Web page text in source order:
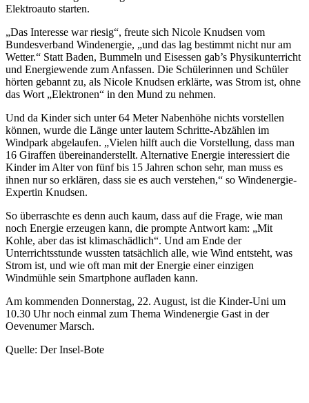
Elektroauto starten.
„Das Interesse war riesig“, freute sich Nicole Knudsen vom
Bundesverband Windenergie, „und das lag bestimmt nicht nur am
Wetter.“ Statt Baden, Bummeln und Eisessen gab’s Physikunterricht
und Energiewende zum Anfassen. Die Schülerinnen und Schüler
hörten gebannt zu, als Nicole Knudsen erklärte, was Strom ist, ohne
das Wort „Elektronen“ in den Mund zu nehmen.
Und da Kinder sich unter 64 Meter Nabenhöhe nichts vorstellen
können, wurde die Länge unter lautem Schritte-Abzählen im
Windpark abgelaufen. „Vielen hilft auch die Vorstellung, dass man
16 Giraffen übereinanderstellt. Alternative Energie interessiert die
Kinder im Alter von fünf bis 15 Jahren schon sehr, man muss es
ihnen nur so erklären, dass sie es auch verstehen,“ so Windenergie-
Expertin Knudsen.
So überraschte es denn auch kaum, dass auf die Frage, wie man
noch Energie erzeugen kann, die prompte Antwort kam: „Mit
Kohle, aber das ist klimaschädlich“. Und am Ende der
Unterrichtsstunde wussten tatsächlich alle, wie Wind entsteht, was
Strom ist, und wie oft man mit der Energie einer einzigen
Windmühle sein Smartphone aufladen kann.
Am kommenden Donnerstag, 22. August, ist die Kinder-Uni um
10.30 Uhr noch einmal zum Thema Windenergie Gast in der
Oevenumer Marsch.
Quelle: Der Insel-Bote